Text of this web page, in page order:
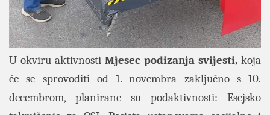
U okviru aktivnosti Mjesec podizanja svijesti, koja
će se sprovoditi od 1. novembra zaključno s 10.
decembrom, planirane su podaktivnosti: Esejsko